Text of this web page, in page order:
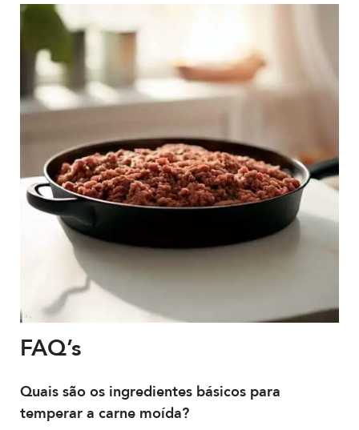
FAQ’s
Quais são os ingredientes básicos para
temperar a carne moída?